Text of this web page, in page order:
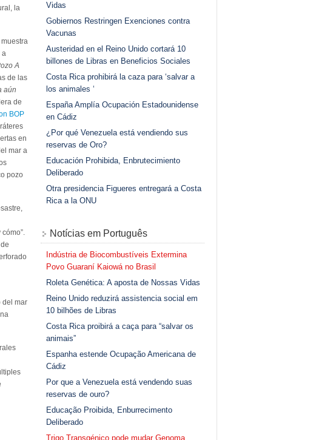
la
a
A
de las
aún
de
BOP
en
mar a
pozo
del mar
Vidas
Gobiernos Restringen Exenciones contra
Vacunas
Austeridad en el Reino Unido cortará 10
billones de Libras en Beneficios Sociales
Costa Rica prohibirá la caza para ‘salvar a
los animales ‘
España Amplía Ocupación Estadounidense
en Cádiz
¿Por qué Venezuela está vendiendo sus
reservas de Oro?
Educación Prohibida, Enbrutecimiento
Deliberado
Otra presidencia Figueres entregará a Costa
Rica a la ONU
Notícias em Português
Indústria de Biocombustíveis Extermina
Povo Guaraní Kaiowá no Brasil
Roleta Genética: A aposta de Nossas Vidas
Reino Unido reduzirá assistencia social em
10 bilhões de Libras
Costa Rica proibirá a caça para “salvar os
animais”
Espanha estende Ocupação Americana de
Cádiz
Por que a Venezuela está vendendo suas
reservas de ouro?
Educação Proibida, Enburrecimento
Deliberado
Trigo Transgénico pode mudar Genoma